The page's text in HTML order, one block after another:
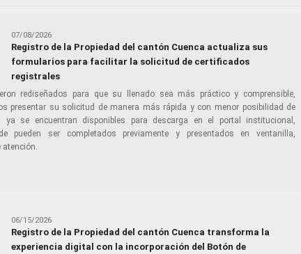
07/08/2026
Registro de la Propiedad del cantón Cuenca actualiza sus
formularios para facilitar la solicitud de certificados
registrales
rediseñados para que su llenado sea más práctico y comprensible,
presentar su solicitud de manera más rápida y con menor posibilidad de
ya se encuentran disponibles para descarga en el portal institucional,
pueden ser completados previamente y presentados en ventanilla,
atención.
06/15/2026
Registro de la Propiedad del cantón Cuenca transforma la
experiencia digital con la incorporación del Botón de